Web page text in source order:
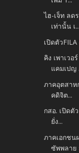
ไฮ-เจ็ท ลด
เท่านั้น เ...
เปิดตัวFILA
คิง เพาเว
แคมเปญ
ภาคอุตสาห
คดิจิต...
กสอ. เปิด
ยั่ง...
ภาคเอกชน
ซัพพลาย